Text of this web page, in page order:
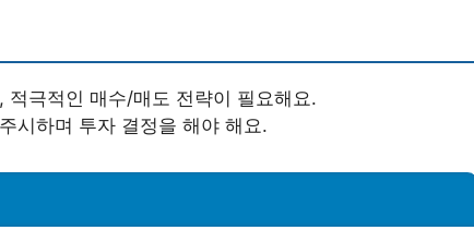
적극적인 매수/매도 전략이 필요해요.
시하며 투자 결정을 해야 해요.